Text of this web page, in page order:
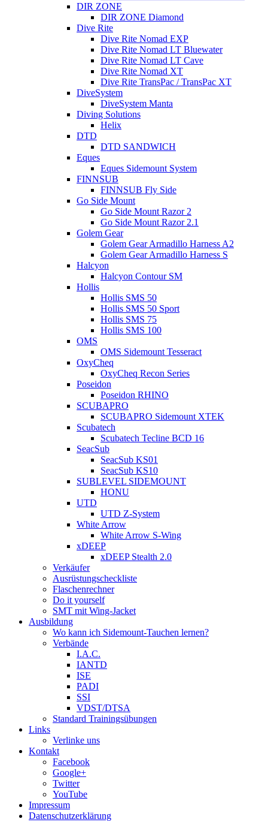
DIR ZONE
DIR ZONE Diamond
Dive Rite
Dive Rite Nomad EXP
Dive Rite Nomad LT Bluewater
Dive Rite Nomad LT Cave
Dive Rite Nomad XT
Dive Rite TransPac / TransPac XT
DiveSystem
DiveSystem Manta
Diving Solutions
Helix
DTD
DTD SANDWICH
Eques
Eques Sidemount System
FINNSUB
FINNSUB Fly Side
Go Side Mount
Go Side Mount Razor 2
Go Side Mount Razor 2.1
Golem Gear
Golem Gear Armadillo Harness A2
Golem Gear Armadillo Harness S
Halcyon
Halcyon Contour SM
Hollis
Hollis SMS 50
Hollis SMS 50 Sport
Hollis SMS 75
Hollis SMS 100
OMS
OMS Sidemount Tesseract
OxyCheq
OxyCheq Recon Series
Poseidon
Poseidon RHINO
SCUBAPRO
SCUBAPRO Sidemount XTEK
Scubatech
Scubatech Tecline BCD 16
SeacSub
SeacSub KS01
SeacSub KS10
SUBLEVEL SIDEMOUNT
HONU
UTD
UTD Z-System
White Arrow
White Arrow S-Wing
xDEEP
xDEEP Stealth 2.0
Verkäufer
Ausrüstungscheckliste
Flaschenrechner
Do it yourself
SMT mit Wing-Jacket
Ausbildung
Wo kann ich Sidemount-Tauchen lernen?
Verbände
I.A.C.
IANTD
ISE
PADI
SSI
VDST/DTSA
Standard Trainingsübungen
Links
Verlinke uns
Kontakt
Facebook
Google+
Twitter
YouTube
Impressum
Datenschutzerklärung